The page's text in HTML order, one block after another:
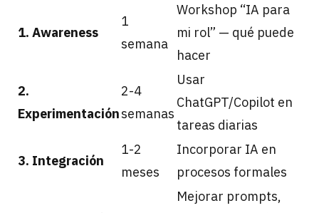
1. Awareness
1
semana
Workshop “IA para
mi rol” — qué puede
hacer
2.
Experimentación
2-4
semanas
Usar
ChatGPT/Copilot en
tareas diarias
3. Integración
1-2
meses
Incorporar IA en
procesos formales
Mejorar prompts,